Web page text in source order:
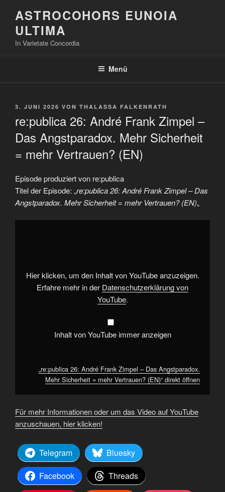
Inhalt
springen
ASTROCOHORS EUNOIA
ULTIMA
In Varietate Concordia
Menü
VERÖFFENTLICHT
3. JUNI 2026 VON THALASSA FALKENRATH
re:publica 26: André Frank Zimpel –
Das Angstparadox. Mehr Sicherheit
= mehr Vertrauen? (EN)
Episode produziert von re:publica
Titel der Episode: „re:publica 26: André Frank Zimpel – Das
Angstparadox. Mehr Sicherheit = mehr Vertrauen? (EN)„
„re:publica
Angstparadox.
Mehr
Sicherheit
Hier klicken, um den Inhalt von YouTube anzuzeigen.
Erfahre mehr in der Datenschutzerklärung von
YouTube.
Inhalt von YouTube immer anzeigen
„re:publica 26: André Frank Zimpel – Das Angstparadox.
Mehr Sicherheit = mehr Vertrauen? (EN)“ direkt öffnen
Für mehr Informationen oder um das Video auf YouTube
anzuschauen, hier klicken!
Telegram
Bluesky
Facebook
Threads